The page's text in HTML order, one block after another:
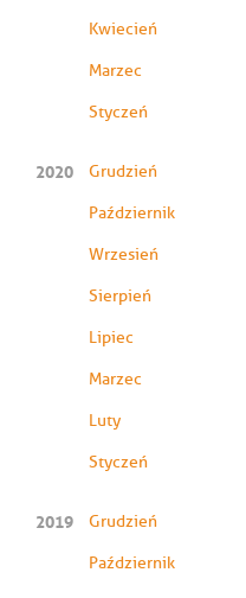
Kwiecień
Marzec
Styczeń
2020 Grudzień
Październik
Wrzesień
Sierpień
Lipiec
Marzec
Luty
Styczeń
2019 Grudzień
Październik